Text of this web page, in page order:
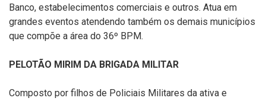
Banco, estabelecimentos comerciais e outros. Atua em
grandes eventos atendendo também os demais municípios
que compõe a área do 36º BPM.
PELOTÃO MIRIM DA BRIGADA MILITAR
Composto por filhos de Policiais Militares da ativa e